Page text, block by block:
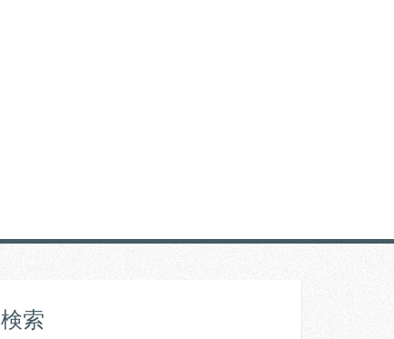
検索